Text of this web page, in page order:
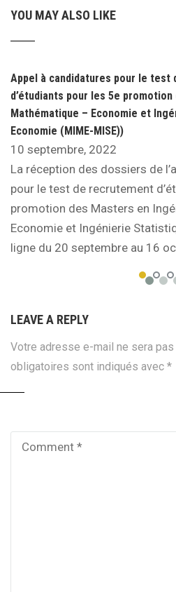
YOU MAY ALSO LIKE
Appel à candidatures pour le test
d’étudiants pour les 5e
Mathématique – Economie et
Economie (MIME-MISE))
10 septembre, 2022
La réception des dossiers de
pour le test de recrutement
promotion des Masters en
Economie et Ingénierie
ligne du 20 septembre au 16
LEAVE A REPLY
Votre adresse e-mail ne sera pas
obligatoires sont indiqués avec *